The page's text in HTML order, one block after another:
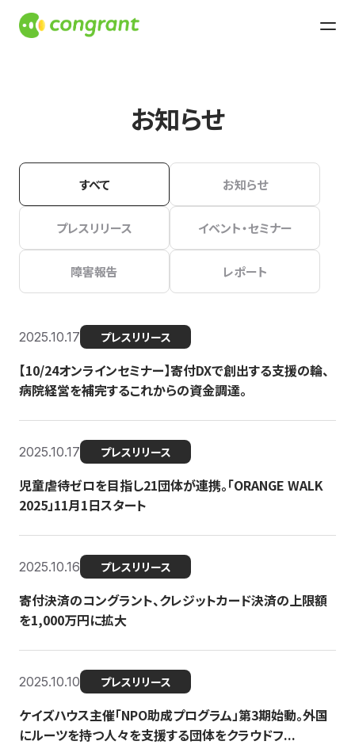
お知らせ
すべて お知らせ
プレスリリース イベント・セミナー
障害報告 レポート
2025.10.17 プレスリリース
【10/24オンラインセミナー】寄付DXで創出する支援の輪、
病院経営を補完するこれからの資金調達。
2025.10.17 プレスリリース
児童虐待ゼロを目指し21団体が連携。「ORANGE WALK
2025」11月1日スタート
2025.10.16 プレスリリース
寄付決済のコングラント、クレジットカード決済の上限額
を1,000万円に拡大
2025.10.10 プレスリリース
ケイズハウス主催「NPO助成プログラム」第3期始動。外国
にルーツを持つ人々を支援する団体をクラウドフ...